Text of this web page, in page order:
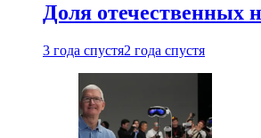
Доля отечественных
3 года спустя2 года спустя